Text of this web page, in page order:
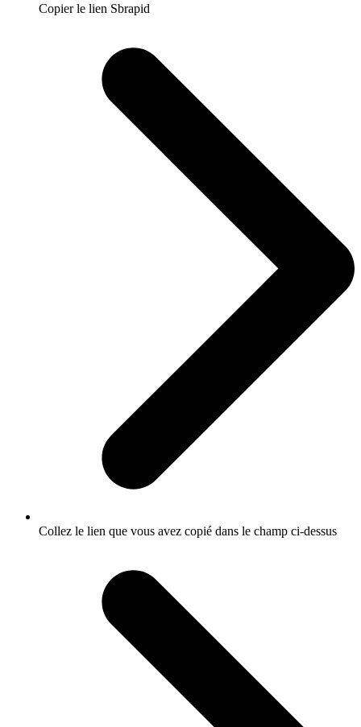
Copier le lien Sbrapid
Collez le lien que vous avez copié dans le champ ci-dessus